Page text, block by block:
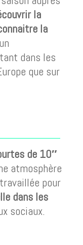
la
la
dans les
que sur
de 10″
atmosphère
pour
dans les
sociaux.